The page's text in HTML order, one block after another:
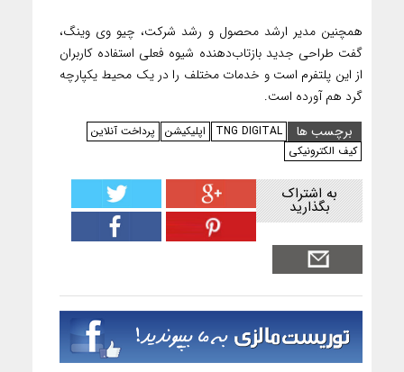
همچنین مدیر ارشد محصول و رشد شرکت، چیو وی وینگ،
گفت طراحی جدید بازتاب‌دهنده شیوه فعلی استفاده کاربران
از این پلتفرم است و خدمات مختلف را در یک محیط یکپارچه
گرد هم آورده است.
برچسب ها
TNG DIGITAL اپلیکیشن
پرداخت آنلاین
کیف الکترونیکی
به اشتراک
بگذارید